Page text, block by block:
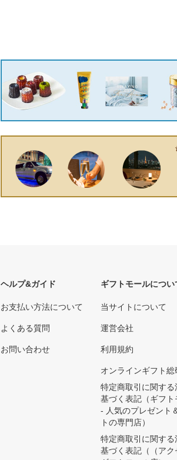
ヘルプ&ガイド
お支払い方法について
よくある質問
お問い合わせ
ギフトモールについ
当サイトについて
運営会社
利用規約
オンラインギフト総
特定商取引に関する
基づく表記（ギフト
- 人気のプレゼント
トの専門店）
特定商取引に関する
基づく表記（（アク